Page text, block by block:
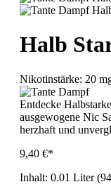
Halb
Nikotinstärke: 20
Entdecke
ausgewogene Nic
herzhaft und
9,40 €*
Inhalt: 0.01 Liter